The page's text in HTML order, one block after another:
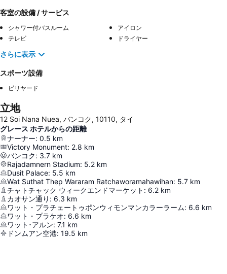
客室の設備 / サービス
シャワー付バスルーム
アイロン
テレビ
ドライヤー
さらに表示
スポーツ設備
ビリヤード
立地
12 Soi Nana Nuea, バンコク, 10110, タイ
グレース ホテルからの距離
ナーナー: 0.5 km
Victory Monument: 2.8 km
バンコク: 3.7 km
Rajadamnern Stadium: 5.2 km
Dusit Palace: 5.5 km
Wat Suthat Thep Wararam Ratchaworamahawihan: 5.7 km
チャトチャック ウィークエンドマーケット : 6.2 km
カオサン通り : 6.3 km
ワット・プラチェートゥポンウィモンマンカラーラーム: 6.6 km
ワット・プラケオ: 6.6 km
ワット･アルン: 7.1 km
ドンムアン空港: 19.5 km